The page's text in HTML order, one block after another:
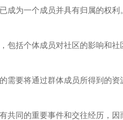
成为一个成员并具有归属的权利
包括个体成员对社区的影响和社
需要将通过群体成员所得到的
共同的重要事件和交往经历，